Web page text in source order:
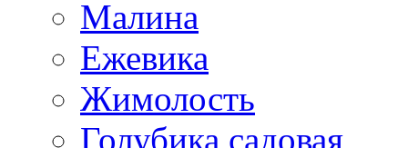
Малина
Ежевика
Жимолость
Голубика садовая